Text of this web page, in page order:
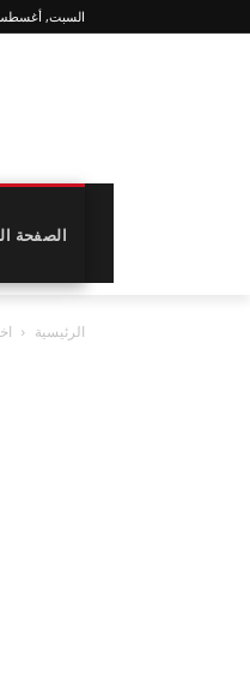
السبت, أغسطس 8,
الصفحة
الرئيسية